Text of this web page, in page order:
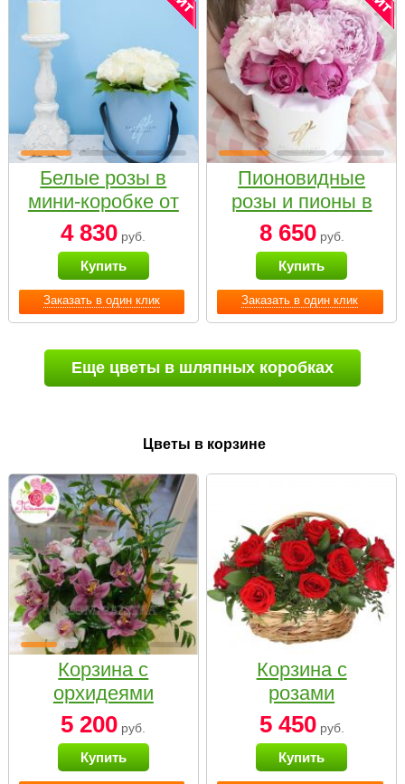
Заказать в один клик
Белые розы в
мини-коробке от
Bella Fiori
4 830 руб.
Купить
Заказать в один клик
Пионовидные
розы и пионы в
белой коробке
Small
8 650руб.
Купить
Еще цветы в шляпных коробках
Цветы в корзине
Корзина с
орхидеями
малая
5 200 руб.
Купить
Корзина с
розами
«Красный
Париж»
5 450руб.
Купить